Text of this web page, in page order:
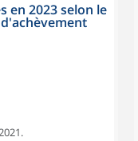
en 2023 selon le